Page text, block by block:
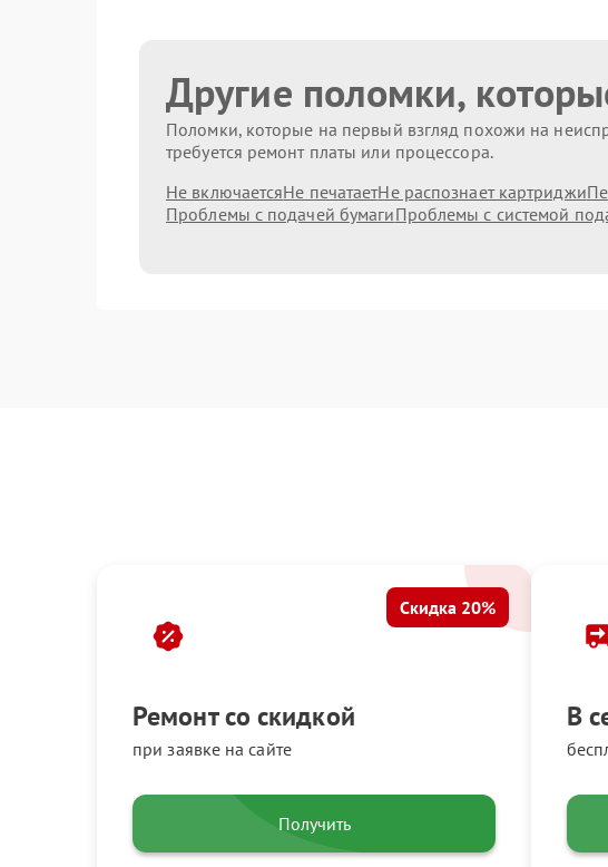
Другие поломки,
Поломки, которые на первый взгляд похожи на
требуется ремонт платы или процессора.
Не включаетсяНе печатаетНе распознает картриджи
Проблемы с подачей бумагиПроблемы с системой
Ремонт со скидкой
при заявке на сайте
Скидка 20%
Получить
В